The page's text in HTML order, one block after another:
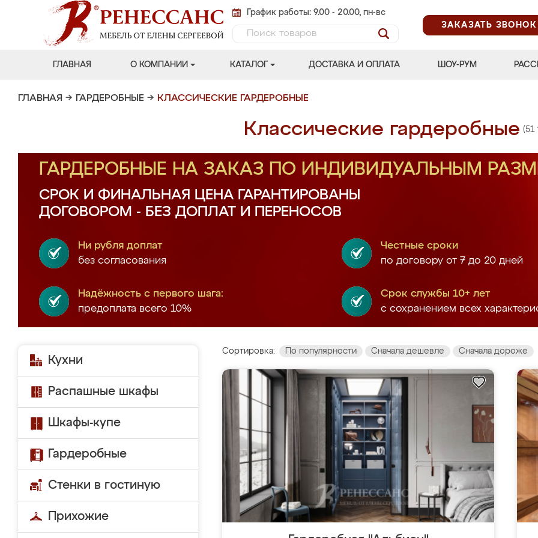
График работы: 9.00 - 20.00, пн-вс
ЗАКАЗАТЬ ЗВОНОК
ГЛАВНАЯ О КОМПАНИИ КАТАЛОГ ДОСТАВКА И ОПЛАТА ШОУ-РУМ
ГЛАВНАЯ → ГАРДЕРОБНЫЕ → КЛАССИЧЕСКИЕ ГАРДЕРОБНЫЕ
Классические гардеробные (51
ГАРДЕРОБНЫЕ НА ЗАКАЗ ПО ИНДИВИДУАЛЬНЫМ
СРОК И ФИНАЛЬНАЯ ЦЕНА ГАРАНТИРОВАНЫ
ДОГОВОРОМ - БЕЗ ДОПЛАТ И ПЕРЕНОСОВ
Ни рубля доплат
без согласования
Честные сроки
по договору от 7 до 20 дней
Надёжность с первого шага:
предоплата всего 10%
Срок службы 10+ лет
с сохранением всех
Кухни
Распашные шкафы
Шкафы-купе
Гардеробные
Стенки в гостиную
Прихожие
Сортировка: По популярности Сначала дешевле Сначала дороже